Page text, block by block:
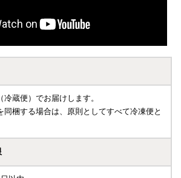
蔵便）でお届けします。
梱する場合は、原則としてすべて冷凍便と